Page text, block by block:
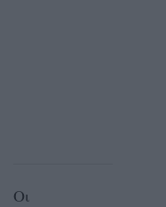
Οι